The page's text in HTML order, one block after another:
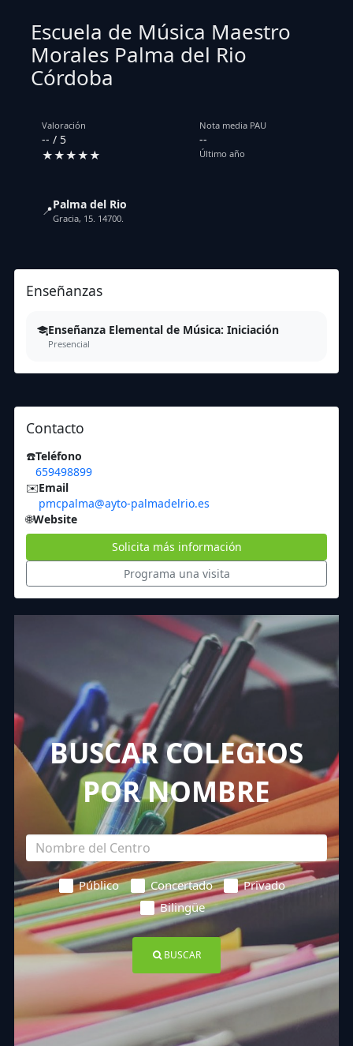
Escuela de Música Maestro
Morales Palma del Rio
Córdoba
Valoración
-- / 5
★★★★★
Nota media PAU
--
Último año
📍Palma del Rio
Gracia, 15. 14700.
Enseñanzas
Enseñanza Elemental de Música: Iniciación
Presencial
Contacto
☎️Teléfono
659498899
✉️Email
pmcpalma@ayto-palmadelrio.es
🌐Website
Solicita más información
Programa una visita
BUSCAR COLEGIOS
POR NOMBRE
Público Concertado
Privado
Bilingüe
BUSCAR